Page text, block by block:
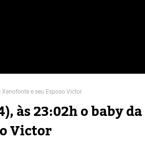
e seu Esposo Victor
às 23:02h o baby da
Victor